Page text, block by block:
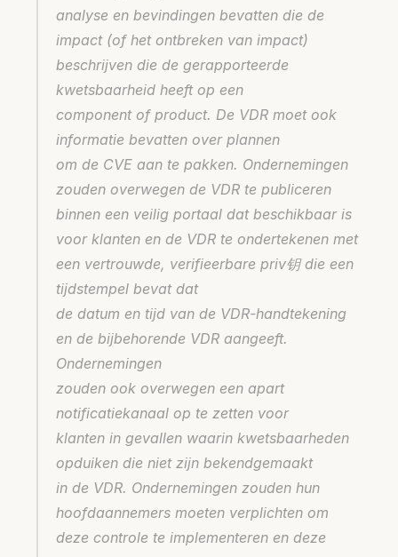
analyse en bevindingen bevatten die de
impact (of het ontbreken van impact)
beschrijven die de gerapporteerde
kwetsbaarheid heeft op een
component of product. De VDR moet ook
informatie bevatten over plannen
om de CVE aan te pakken. Ondernemingen
zouden overwegen de VDR te publiceren
binnen een veilig portaal dat beschikbaar is
voor klanten en de VDR te ondertekenen met
een vertrouwde, verifieerbare priv钥 die een
tijdstempel bevat dat
de datum en tijd van de VDR-handtekening
en de bijbehorende VDR aangeeft.
Ondernemingen
zouden ook overwegen een apart
notificatiekanaal op te zetten voor
klanten in gevallen waarin kwetsbaarheden
opduiken die niet zijn bekendgemaakt
in de VDR. Ondernemingen zouden hun
hoofdaannemers moeten verplichten om
deze controle te implementeren en deze